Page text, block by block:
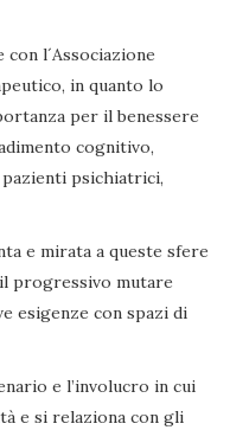
l´Associazione
in quanto lo
per il benessere
cognitivo,
pazienti psichiatrici,
e mirata a queste sfere
progressivo mutare
esigenze con spazi di
e l’involucro in cui
e si relaziona con gli